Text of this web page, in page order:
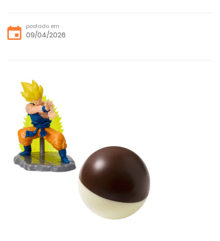
postado em
09/04/2026